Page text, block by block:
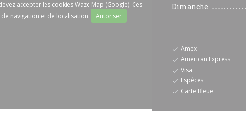
accepter les cookies Waze Map (Google). Ces
navigation et de localisation.
Autoriser
Dimanche
Amex
American Express
Visa
Espèces
Carte Bleue